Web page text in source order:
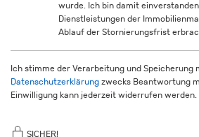
wurde. Ich bin damit
Dienstleistungen der
Ablauf der Stornierungsfrist
Ich stimme der Verarbeitung und Speicherung
Datenschutzerklärung zwecks Beantwortung
Einwilligung kann jederzeit widerrufen werden.
SICHER!